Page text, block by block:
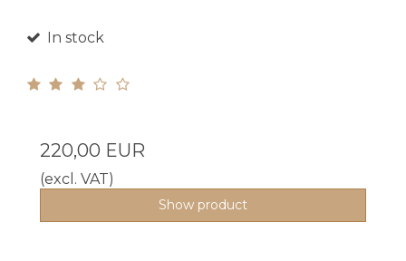
In stock
220,00 EUR
(excl. VAT)
Show product